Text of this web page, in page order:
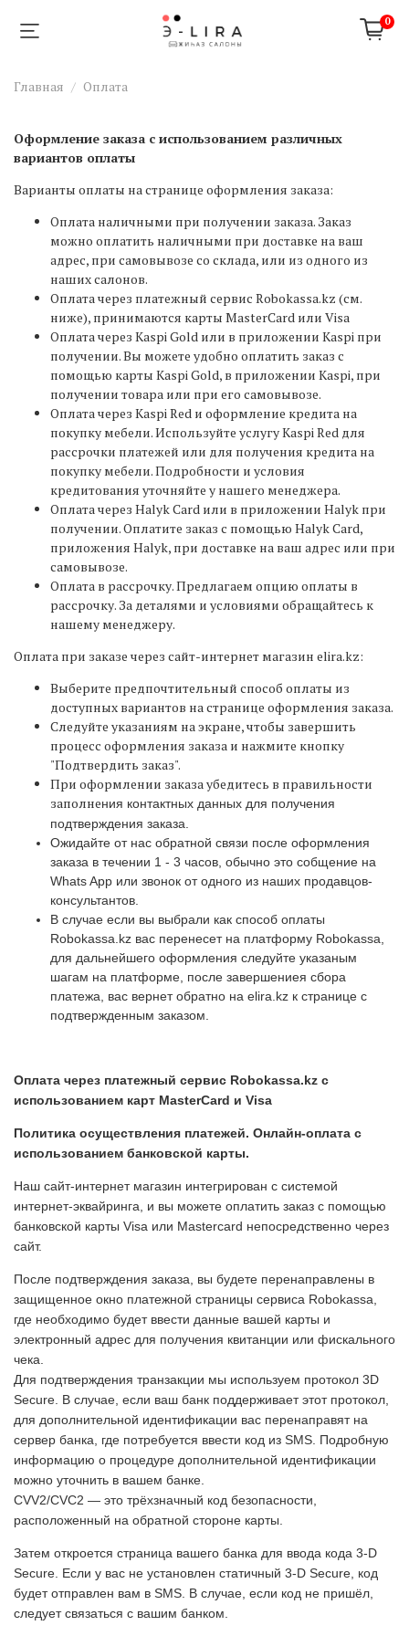
0
Главная Оплата
Оформление заказа с использованием различных
вариантов оплаты
Варианты оплаты на странице оформления заказа:
Оплата наличными при получении заказа. Заказ
можно оплатить наличными при доставке на ваш
адрес, при самовывозе со склада, или из одного из
наших салонов.
Оплата через платежный сервис Robokassa.kz (см.
ниже), принимаются карты MasterCard или Visa
Оплата через Kaspi Gold или в приложении Kaspi при
получении. Вы можете удобно оплатить заказ с
помощью карты Kaspi Gold, в приложении Kaspi, при
получении товара или при его самовывозе.
Оплата через Kaspi Red и оформление кредита на
покупку мебели. Используйте услугу Kaspi Red для
рассрочки платежей или для получения кредита на
покупку мебели. Подробности и условия
кредитования уточняйте у нашего менеджера.
Оплата через Halyk Card или в приложении Halyk при
получении. Оплатите заказ с помощью Halyk Card,
приложения Halyk, при доставке на ваш адрес или при
самовывозе.
Оплата в рассрочку. Предлагаем опцию оплаты в
рассрочку. За деталями и условиями обращайтесь к
нашему менеджеру.
Оплата при заказе через сайт-интернет магазин elira.kz:
Выберите предпочтительный способ оплаты из
доступных вариантов на странице оформления заказа.
Следуйте указаниям на экране, чтобы завершить
процесс оформления заказа и нажмите кнопку
"Подтвердить заказ".
При оформлении заказа убедитесь в правильности
заполнения контактных данных для получения
подтверждения заказа.
Ожидайте от нас обратной связи после оформления
заказа в течении 1 - 3 часов, обычно это собщение на
Whats App или звонок от одного из наших продавцов-
консультантов.
В случае если вы выбрали как способ оплаты
Robokassa.kz вас перенесет на платформу Robokassa,
для дальнейшего оформления следуйте указаным
шагам на платформе, после завершениея сбора
платежа, вас вернет обратно на elira.kz к странице с
подтвержденным заказом.
Оплата через платежный сервис Robokassa.kz с
использованием карт MasterCard и Visa
Политика осуществления платежей. Онлайн-оплата с
использованием банковской карты.
Наш сайт-интернет магазин интегрирован с системой
интернет-эквайринга, и вы можете оплатить заказ с помощью
банковской карты Visa или Mastercard непосредственно через
сайт.
После подтверждения заказа, вы будете перенаправлены в
защищенное окно платежной страницы сервиса Robokassa,
где необходимо будет ввести данные вашей карты и
электронный адрес для получения квитанции или фискального
чека.
Для подтверждения транзакции мы используем протокол 3D
Secure. В случае, если ваш банк поддерживает этот протокол,
для дополнительной идентификации вас перенаправят на
сервер банка, где потребуется ввести код из SMS. Подробную
информацию о процедуре дополнительной идентификации
можно уточнить в вашем банке.
CVV2/CVC2 — это трёхзначный код безопасности,
расположенный на обратной стороне карты.
Затем откроется страница вашего банка для ввода кода 3-D
Secure. Если у вас не установлен статичный 3-D Secure, код
будет отправлен вам в SMS. В случае, если код не пришёл,
следует связаться с вашим банком.